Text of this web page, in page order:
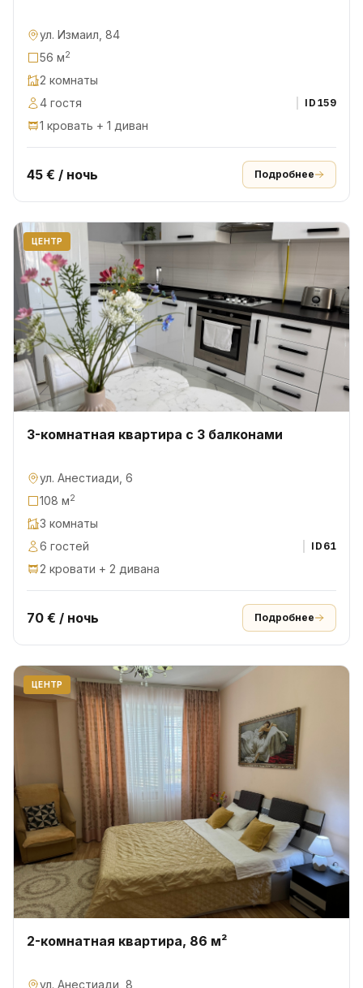
ул. Измаил, 84
56 м2
2 комнаты
4 гостя
ID 159
1 кровать + 1 диван
45 € / ночь Подробнее
ЦЕНТР
3-комнатная квартира с 3 балконами
ул. Анестиади, 6
108 м2
3 комнаты
6 гостей
ID 61
2 кровати + 2 дивана
70 € / ночь Подробнее
ЦЕНТР
2-комнатная квартира, 86 м²
ул. Анестиади, 8